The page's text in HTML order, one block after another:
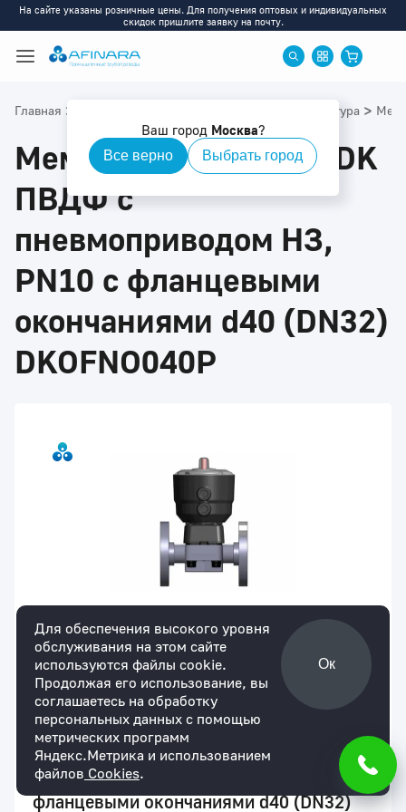
На сайте указаны розничные цены. Для получения оптовых и индивидуальных
скидок пришлите заявку на почту.
Ваш город Москва?
Все верно Выбрать город
Главная > ПВДФ: Приводная арматура >
Мембранный клапан DK
ПВДФ с
пневмоприводом НЗ,
PN10 с фланцевыми
окончаниями d40 (DN32)
DKOFNO040P
В наличии Артикул:
Мембранный клапан DK ПВДФ с
пневмоприводом НЗ, PN10 с
фланцевыми окончаниями d40 (DN32)
Для обеспечения высокого уровня
обслуживания на этом сайте
используются файлы cookie.
Продолжая его использование, вы
соглашаетесь на обработку
персональных данных с помощью
метрических программ
Яндекс.Метрика и использованием
файлов Cookies.
Ок